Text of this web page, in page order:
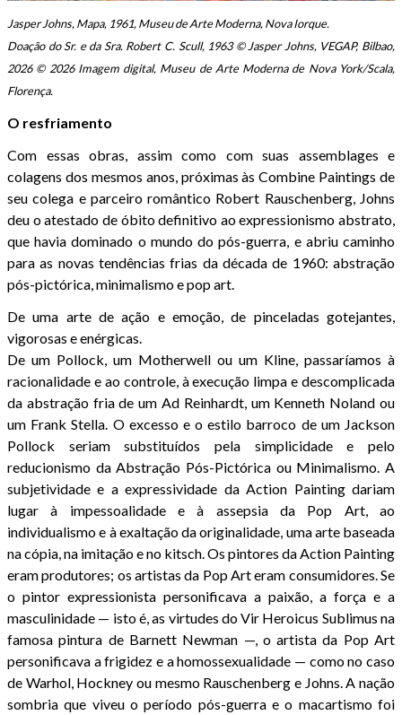
Jasper Johns, Mapa, 1961, Museu de Arte Moderna, Nova Iorque.
Doação do Sr. e da Sra. Robert C. Scull, 1963 © Jasper Johns, VEGAP, Bilbao,
2026 © 2026 Imagem digital, Museu de Arte Moderna de Nova York/Scala,
Florença.
O resfriamento
Com essas obras, assim como com suas assemblages e
colagens dos mesmos anos, próximas às Combine Paintings de
seu colega e parceiro romântico Robert Rauschenberg, Johns
deu o atestado de óbito definitivo ao expressionismo abstrato,
que havia dominado o mundo do pós-guerra, e abriu caminho
para as novas tendências frias da década de 1960: abstração
pós-pictórica, minimalismo e pop art.
De uma arte de ação e emoção, de pinceladas gotejantes,
vigorosas e enérgicas.
De um Pollock, um Motherwell ou um Kline, passaríamos à
racionalidade e ao controle, à execução limpa e descomplicada
da abstração fria de um Ad Reinhardt, um Kenneth Noland ou
um Frank Stella. O excesso e o estilo barroco de um Jackson
Pollock seriam substituídos pela simplicidade e pelo
reducionismo da Abstração Pós-Pictórica ou Minimalismo. A
subjetividade e a expressividade da Action Painting dariam
lugar à impessoalidade e à assepsia da Pop Art, ao
individualismo e à exaltação da originalidade, uma arte baseada
na cópia, na imitação e no kitsch. Os pintores da Action Painting
eram produtores; os artistas da Pop Art eram consumidores. Se
o pintor expressionista personificava a paixão, a força e a
masculinidade — isto é, as virtudes do Vir Heroicus Sublimus na
famosa pintura de Barnett Newman —, o artista da Pop Art
personificava a frigidez e a homossexualidade — como no caso
de Warhol, Hockney ou mesmo Rauschenberg e Johns. A nação
sombria que viveu o período pós-guerra e o macartismo foi